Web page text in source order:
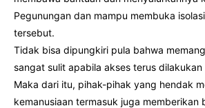
Pegunungan dan mampu membuka
tersebut.
Tidak bisa dipungkiri pula bahwa
sangat sulit apabila akses terus dilakukan
Maka dari itu, pihak-pihak yang hendak
kemanusiaan termasuk juga memberikan